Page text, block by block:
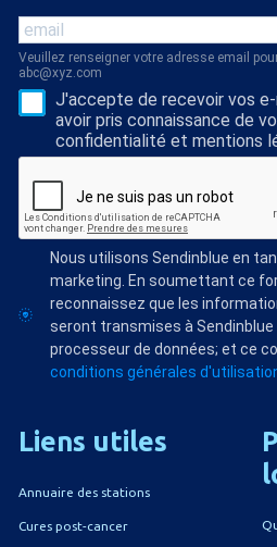
Veuillez renseigner votre adresse email
abc@xyz.com
J'accepte de recevoir vos
avoir pris connaissance de
confidentialité et mentions
Nous utilisons Sendinblue en
marketing. En soumettant ce
reconnaissez que les
seront transmises à Sendinblue
processeur de données; et ce
conditions générales
Liens utiles
Annuaire des stations
Cures post-cancer